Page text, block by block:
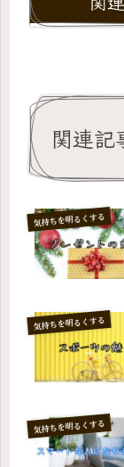
関連記
気持ちを明るくする
気持ちを明るくする
気持ちを明るくする